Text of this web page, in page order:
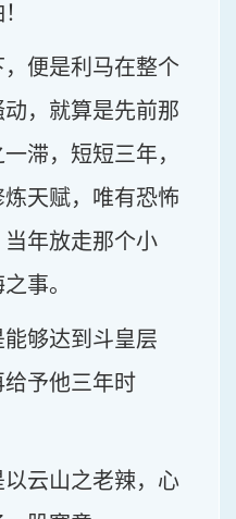
便是利马在整个
，就算是先前那
滞，短短三年，
天赋，唯有恐怖
年放走那个小
事。
够达到斗皇层
予他三年时
云山之老辣，心